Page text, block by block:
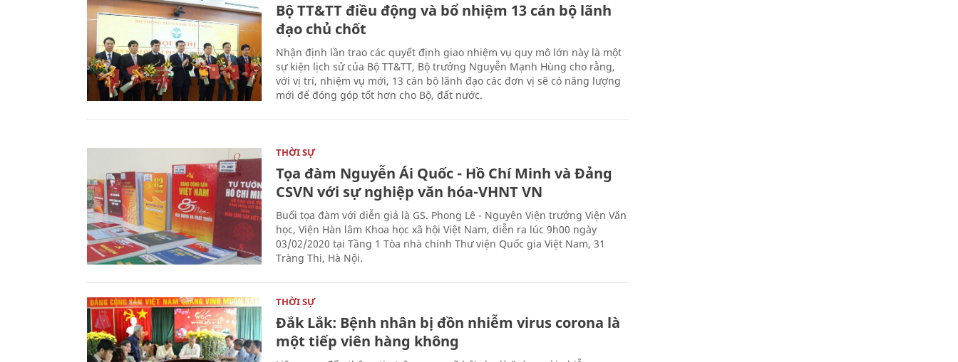
Bộ TT&TT điều động và bổ nhiệm 13 cán bộ lãnh
đạo chủ chốt
Nhận định lần trao các quyết định giao nhiệm vụ quy mô lớn này là một
sự kiện lịch sử của Bộ TT&TT, Bộ trưởng Nguyễn Mạnh Hùng cho rằng,
với vị trí, nhiệm vụ mới, 13 cán bộ lãnh đạo các đơn vị sẽ có năng lượng
mới để đóng góp tốt hơn cho Bộ, đất nước.
THỜI SỰ
Tọa đàm Nguyễn Ái Quốc - Hồ Chí Minh và Đảng
CSVN với sự nghiệp văn hóa-VHNT VN
Buổi tọa đàm với diễn giả là GS. Phong Lê - Nguyên Viện trưởng Viện Văn
học, Viện Hàn lâm Khoa học xã hội Việt Nam, diễn ra lúc 9h00 ngày
03/02/2020 tại Tầng 1 Tòa nhà chính Thư viện Quốc gia Việt Nam, 31
Tràng Thi, Hà Nội.
THỜI SỰ
Đắk Lắk: Bệnh nhân bị đồn nhiễm virus corona là
một tiếp viên hàng không